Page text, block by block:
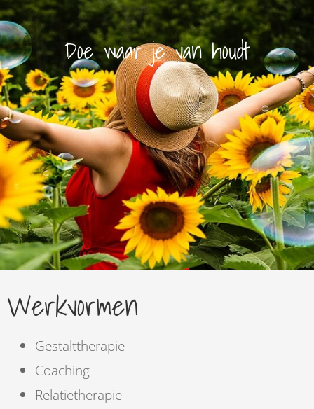
Doe waar je van houdt
Werkvormen
Gestalttherapie
Coaching
Relatietherapie